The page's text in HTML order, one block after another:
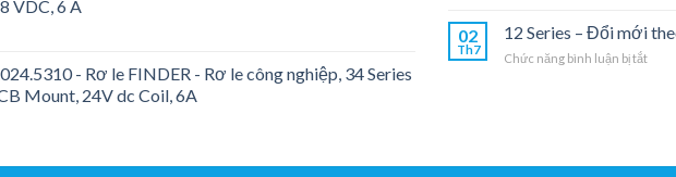
VDC, 6 A
- Rơ le FINDER - Rơ le công nghiệp, 34 Series
Mount, 24V dc Coil, 6A
sát
02
Th7
12 Series – Đổi mới
Chức năng bình luận bị tắtở
theo